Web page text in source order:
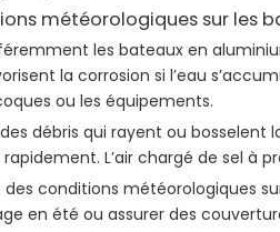
météorologiques sur les
les bateaux en
la corrosion si l’eau
ou les équipements.
débris qui rayent ou
L’air chargé de sel à
conditions météorologiques
en été ou assurer des